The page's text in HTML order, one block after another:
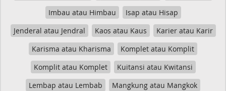
Imbau atau Himbau
Isap atau Hisap
Jenderal atau Jendral
Kaos atau Kaus
Karier atau Karir
Karisma atau Kharisma
Komplet atau Komplit
Komplit atau Komplet
Kuitansi atau Kwitansi
Lembap atau Lembab
Mangkung atau Mangkok